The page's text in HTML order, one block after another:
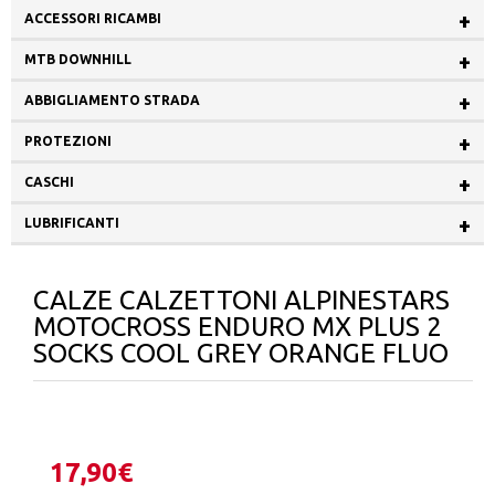
+
ACCESSORI RICAMBI
+
MTB DOWNHILL
+
ABBIGLIAMENTO STRADA
+
PROTEZIONI
+
CASCHI
+
LUBRIFICANTI
CALZE CALZETTONI ALPINESTARS
MOTOCROSS ENDURO MX PLUS 2
SOCKS COOL GREY ORANGE FLUO
17,90€